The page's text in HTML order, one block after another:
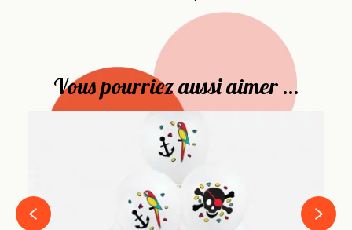
Vous pourriez aussi aimer ...
‹
›